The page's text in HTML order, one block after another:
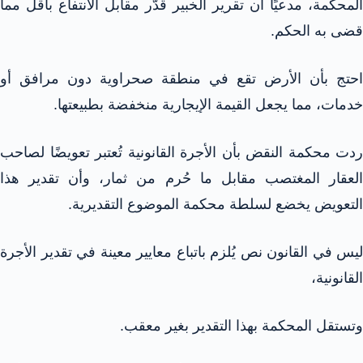
المحكمة، مدعيًا أن تقرير الخبير قدّر مقابل الانتفاع بأقل مما
قضى به الحكم.
احتج بأن الأرض تقع في منطقة صحراوية دون مرافق أو
خدمات، مما يجعل القيمة الإيجارية منخفضة بطبيعتها.
ردت محكمة النقض بأن الأجرة القانونية تُعتبر تعويضًا لصاحب
العقار المغتصب مقابل ما حُرم من ثمار، وأن تقدير هذا
التعويض يخضع لسلطة محكمة الموضوع التقديرية.
ليس في القانون نص يُلزم باتباع معايير معينة في تقدير الأجرة
القانونية،
وتستقل المحكمة بهذا التقدير بغير معقب.